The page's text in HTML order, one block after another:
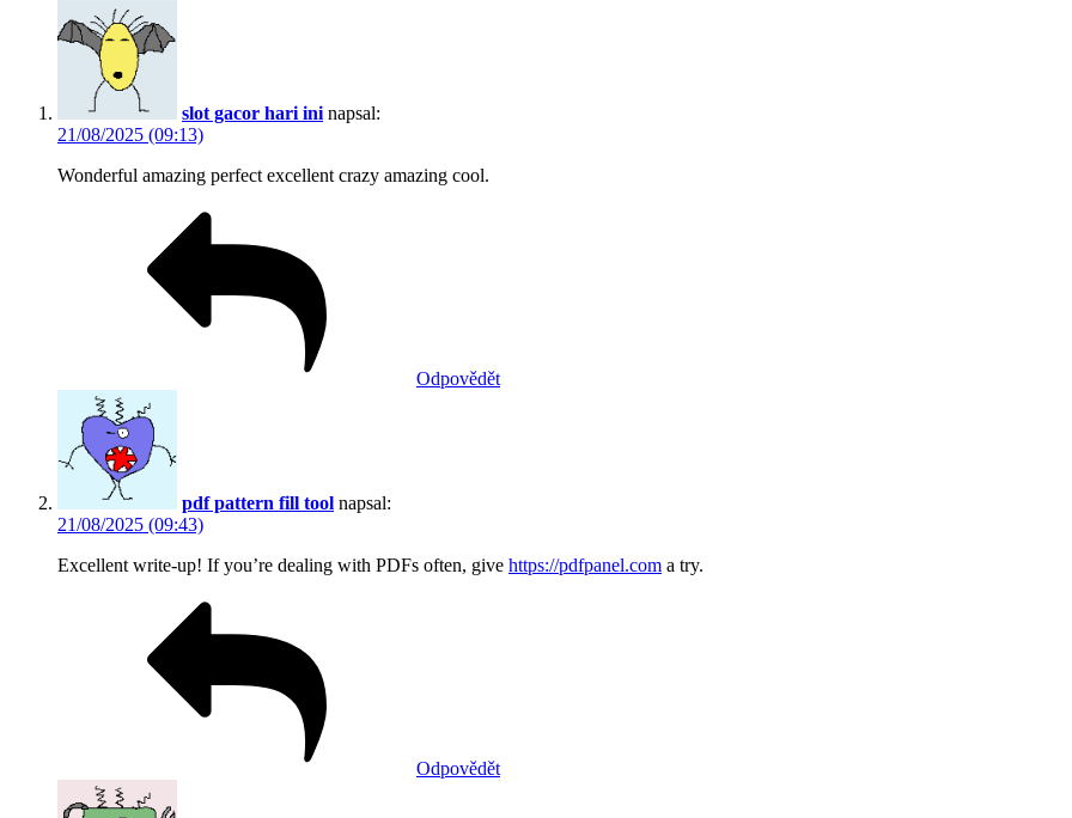
slot gacor hari ini napsal:
21/08/2025 (09:13)
Wonderful amazing perfect excellent crazy amazing cool.
Odpovědět
pdf pattern fill tool napsal:
21/08/2025 (09:43)
Excellent write-up! If you’re dealing with PDFs often, give https://pdfpanel.com a try.
Odpovědět